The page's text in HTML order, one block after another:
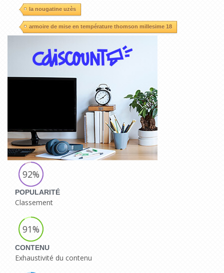
la nougatine uzès
armoire de mise en température thomson millesime 18
92%
POPULARITÉ
Classement
91%
CONTENU
Exhaustivité du contenu